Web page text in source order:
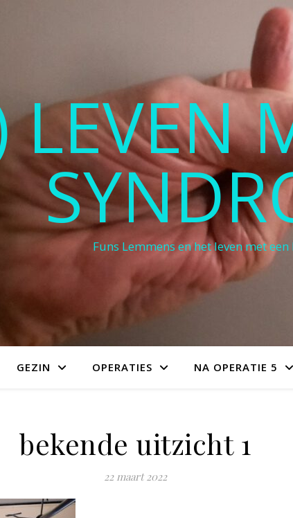
LEVEN
Funs Lemmens en het leven met
GEZIN OPERATIES NA OPERATIE 5
bekende uitzicht 1
22 maart 2022